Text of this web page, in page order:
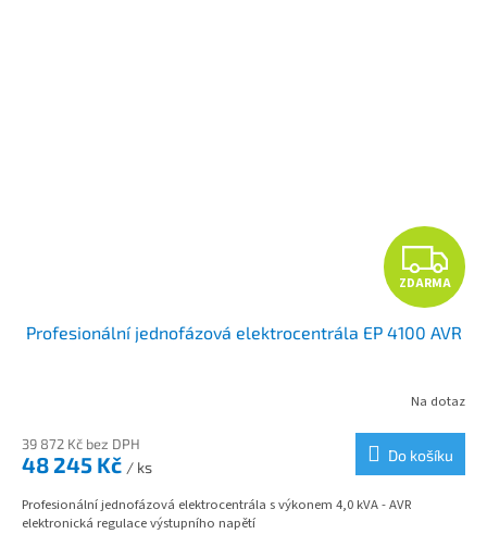
Z
D
A
R
M
A
ZDARMA
Profesionální jednofázová elektrocentrála EP 4100 AVR
Na dotaz
39 872 Kč bez DPH
48 245 Kč / ks
Do košíku
Profesionální jednofázová elektrocentrála s výkonem 4,0 kVA - AVR
elektronická regulace výstupního napětí